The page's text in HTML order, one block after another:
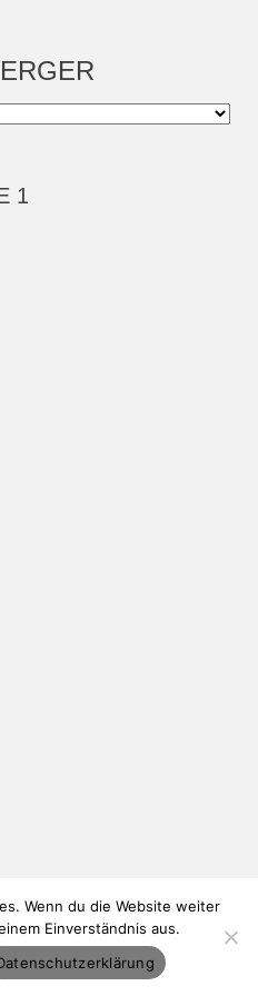
1
Wenn du die Website weiter
Einverständnis aus.